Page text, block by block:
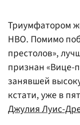
Триумфатором
HBO. Помимо
престолов»,
признан «Вице-
занявшей
кстати, уже в
Джулия Луис-